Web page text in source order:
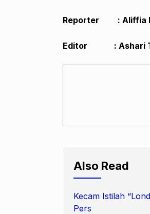
Reporter : Aliffia
Editor : Ashari
Also Read
Kecam Istilah
Pers